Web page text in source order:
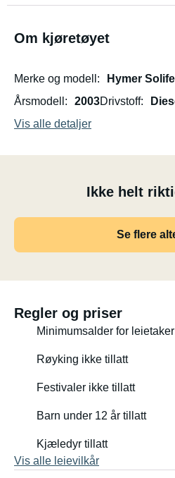
Om kjøretøyet
Merke og modell
Hymer
Årsmodell
2003Drivstoff
Vis alle detaljer
Ikke helt
Se flere
Regler og priser
Minimumsalder for
Røyking ikke tillatt
Festivaler ikke tillatt
Barn under 12 år tillatt
Kjæledyr tillatt
Vis alle leievilkår